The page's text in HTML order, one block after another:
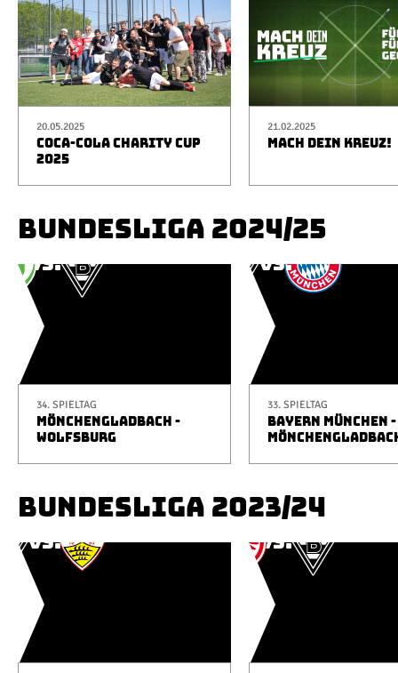
20.05.2025
COCA-COLA CHARITY CUP
2025
21.02.2025
MACH DEIN KREUZ!
BUNDESLIGA 2024/25
34. SPIELTAG
MÖNCHENGLADBACH -
WOLFSBURG
33. SPIELTAG
BAYERN MÜNCHEN -
BUNDESLIGA 2023/24